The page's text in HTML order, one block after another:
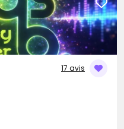
17 avis